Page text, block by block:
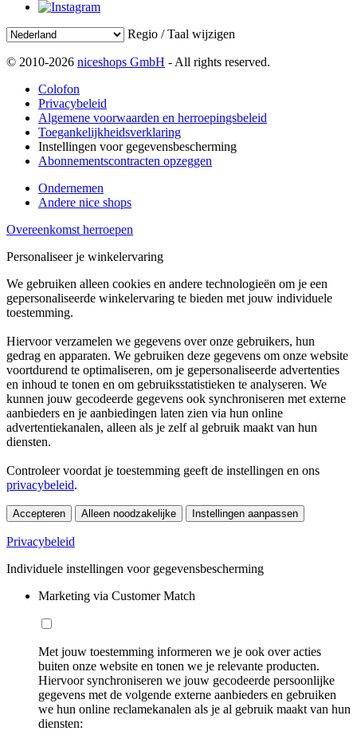
Regio / Taal wijzigen
© 2010-2026 niceshops GmbH - All rights reserved.
Colofon
Privacybeleid
Algemene voorwaarden en herroepingsbeleid
Toegankelijkheidsverklaring
Instellingen voor gegevensbescherming
Abonnementscontracten opzeggen
Ondernemen
Andere nice shops
Overeenkomst herroepen
Personaliseer je winkelervaring
We gebruiken alleen cookies en andere technologieën om je een
gepersonaliseerde winkelervaring te bieden met jouw individuele
toestemming.
Hiervoor verzamelen we gegevens over onze gebruikers, hun
gedrag en apparaten. We gebruiken deze gegevens om onze website
voortdurend te optimaliseren, om je gepersonaliseerde advertenties
en inhoud te tonen en om gebruiksstatistieken te analyseren. We
kunnen jouw gecodeerde gegevens ook synchroniseren met externe
aanbieders en je aanbiedingen laten zien via hun online
advertentiekanalen, alleen als je zelf al gebruik maakt van hun
diensten.
Controleer voordat je toestemming geeft de instellingen en ons
privacybeleid.
Accepteren Alleen noodzakelijke Instellingen aanpassen
Privacybeleid
Individuele instellingen voor gegevensbescherming
Marketing via Customer Match
Met jouw toestemming informeren we je ook over acties
buiten onze website en tonen we je relevante producten.
Hiervoor synchroniseren we jouw gecodeerde persoonlijke
gegevens met de volgende externe aanbieders en gebruiken
we hun online reclamekanalen als je al gebruik maakt van hun
diensten: